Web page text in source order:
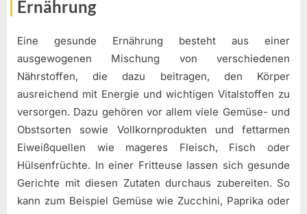
Ernährung
Eine gesunde Ernährung besteht aus einer
ausgewogenen Mischung von verschiedenen
Nährstoffen, die dazu beitragen, den Körper
ausreichend mit Energie und wichtigen Vitalstoffen zu
versorgen. Dazu gehören vor allem viele Gemüse- und
Obstsorten sowie Vollkornprodukten und fettarmen
Eiweißquellen wie mageres Fleisch, Fisch oder
Hülsenfrüchte. In einer Fritteuse lassen sich gesunde
Gerichte mit diesen Zutaten durchaus zubereiten. So
kann zum Beispiel Gemüse wie Zucchini, Paprika oder